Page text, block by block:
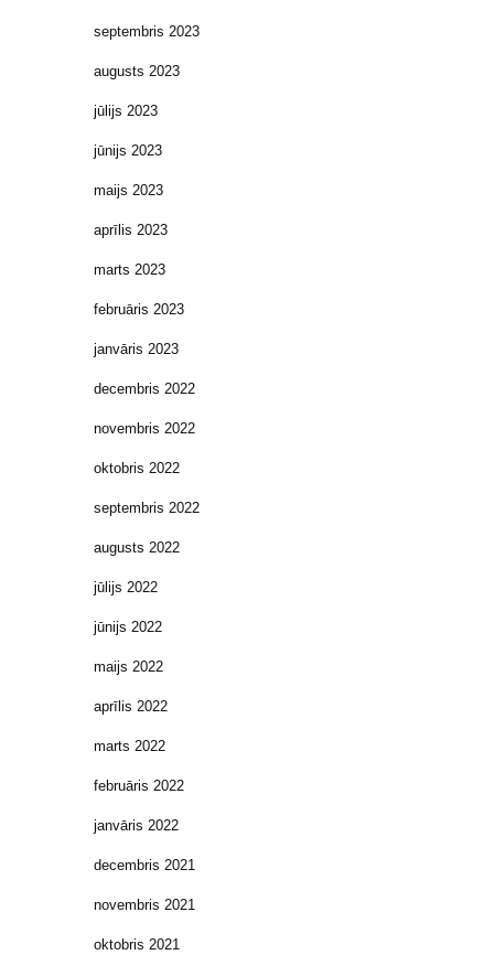
septembris 2023
augusts 2023
jūlijs 2023
jūnijs 2023
maijs 2023
aprīlis 2023
marts 2023
februāris 2023
janvāris 2023
decembris 2022
novembris 2022
oktobris 2022
septembris 2022
augusts 2022
jūlijs 2022
jūnijs 2022
maijs 2022
aprīlis 2022
marts 2022
februāris 2022
janvāris 2022
decembris 2021
novembris 2021
oktobris 2021